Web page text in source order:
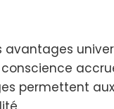
avantages
permettent